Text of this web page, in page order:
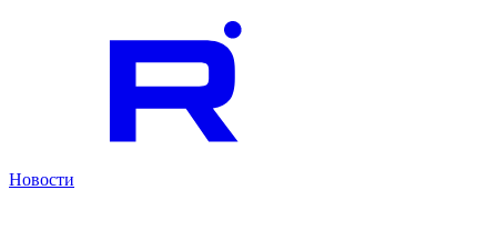
Новости